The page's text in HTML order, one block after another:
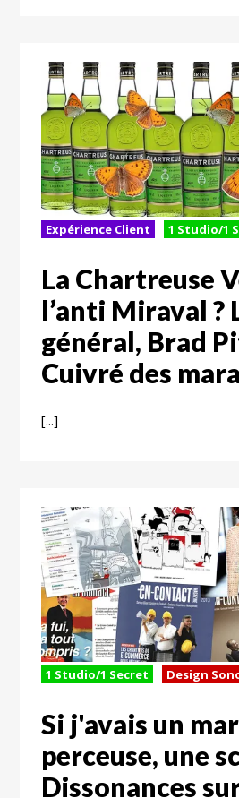
Expérience Client 1 Studio/1
La Chartreuse
l’anti Miraval ?
général, Brad
Cuivré des
[...]
1 Studio/1 Secret Design
Si j'avais un
perceuse, une
Dissonances